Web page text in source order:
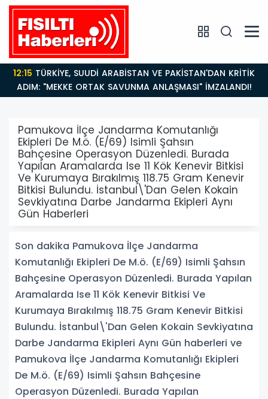
12:15
ADIM: "MEKKE ORTAK SAVUNMA ANLAŞMASI" İMZALANDI!
Pamukova İlçe Jandarma Komutanlığı
Ekipleri De M.ö. (E/69) Isimli Şahsın
Bahçesine Operasyon Düzenledi. Burada
Yapılan Aramalarda Ise 11 Kök Kenevir Bitkisi
Ve Kurumaya Bırakılmış 118.75 Gram Kenevir
Bitkisi Bulundu. İstanbul\'Dan Gelen Kokain
Sevkiyatına Darbe Jandarma Ekipleri Aynı
Gün Haberleri
Son dakika Pamukova İlçe Jandarma
Komutanlığı Ekipleri De M.ö. (E/69) Isimli Şahsın
Bahçesine Operasyon Düzenledi. Burada Yapılan
Aramalarda Ise 11 Kök Kenevir Bitkisi Ve
Kurumaya Bırakılmış 118.75 Gram Kenevir Bitkisi
Bulundu. İstanbul\'Dan Gelen Kokain Sevkiyatına
Darbe Jandarma Ekipleri Aynı Gün haberleri ve
Pamukova İlçe Jandarma Komutanlığı Ekipleri
De M.ö. (E/69) Isimli Şahsın Bahçesine
Operasyon Düzenledi. Burada Yapılan